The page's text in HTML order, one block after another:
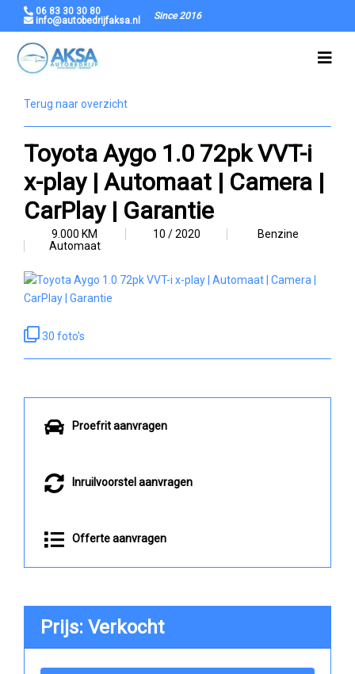
06 83 30 30 80
info@autobedrijfaksa.nl
Since 2016
Terug naar overzicht
Toyota Aygo 1.0 72pk VVT-i
x-play | Automaat | Camera |
CarPlay | Garantie
9.000 KM 10 / 2020
Benzine
Automaat
30 foto's
Proefrit aanvragen
Inruilvoorstel aanvragen
Offerte aanvragen
Prijs: Verkocht